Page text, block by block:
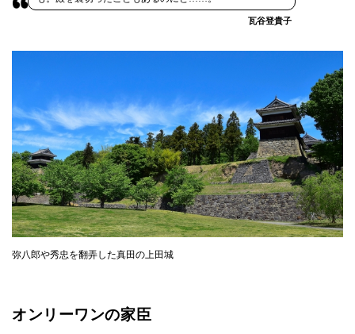
瓦谷登貴子
弥八郎や秀忠を翻弄した真田の上田城
オンリーワンの家臣